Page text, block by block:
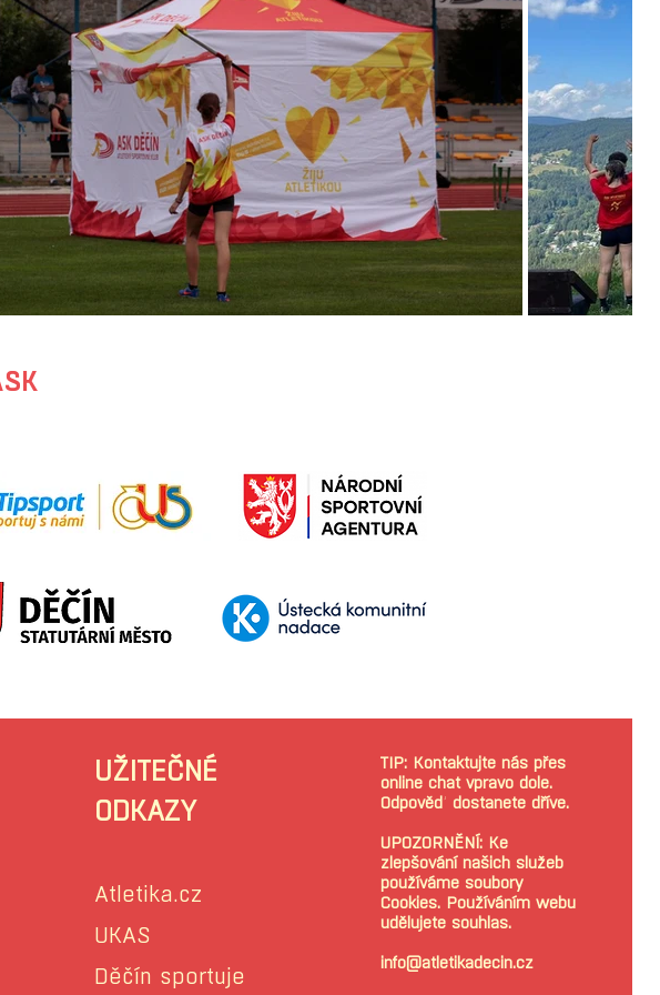
UŽITEČNÉ
ODKAZY
Atletika.cz
UKAS
Děčín sportuje
TIP: Kontaktujte nás přes
online chat vpravo dole.
Odpověď dostanete dříve.
UPOZORNĚNÍ: Ke
zlepšování našich služeb
používáme soubory
Cookies. Používáním webu
udělujete souhlas.
info@atletikadecin.cz